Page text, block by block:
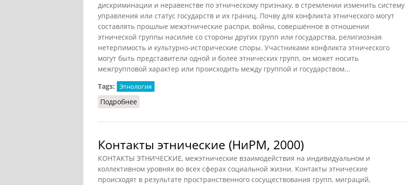
дискриминации и неравенстве по этническому признаку, в стремлении изменить систему
управления или статус государств и их границ. Почву для конфликта этнического могут
составлять прошлые межэтнические распри, войны, совершённое в отношении
этнической группы насилие со стороны других групп или государства, религиозная
нетерпимость и культурно-исторические споры. Участниками конфликта этнического
могут быть представители одной и более этнических групп, он может носить
межгрупповой характер или происходить между группой и государством...
Tags:
Этнология
Подробнее
Контакты этнические (НиРМ, 2000)
КОНТАКТЫ ЭТНИЧЕСКИЕ, межэтнические взаимодействия на индивидуальном и
коллективном уровнях во всех сферах социальной жизни. Контакты этнические
происходят в результате пространственного сосуществования групп, миграций,